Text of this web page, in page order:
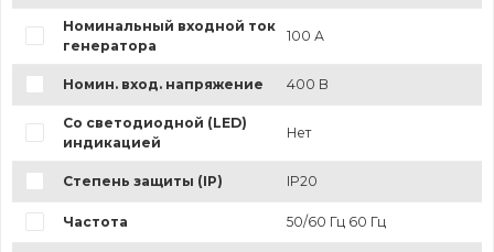
Номинальный входной ток
генератора
100 А
Номин. вход. напряжение 400 В
Со светодиодной (LED)
индикацией
Нет
Степень защиты (IP) IP20
Частота 50/60 Гц 60 Гц